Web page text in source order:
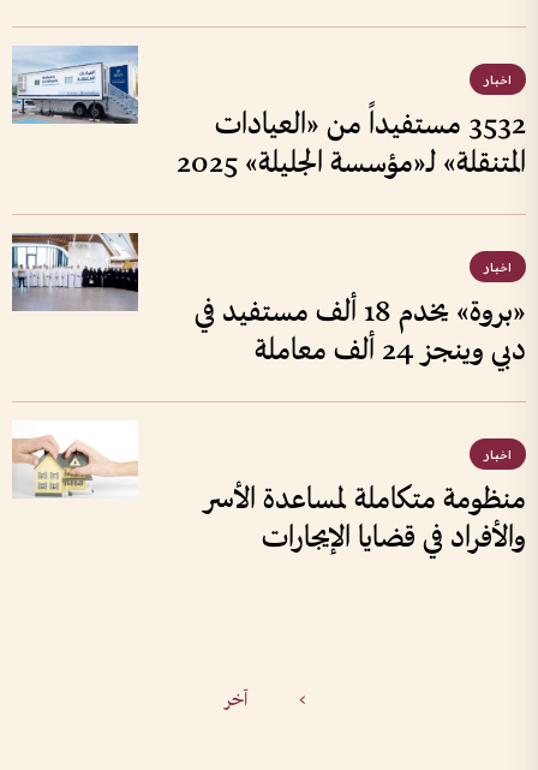
اخبار
3532 مستفيداً من «العيادات
المتنقلة» لـ«مؤسسة الجليلة» 2025
اخبار
«بروة» يخدم 18 ألف مستفيد في
دبي وينجز 24 ألف معاملة
اخبار
منظومة متكاملة لمساعدة الأسر
والأفراد في قضايا الإيجارات
> آخر